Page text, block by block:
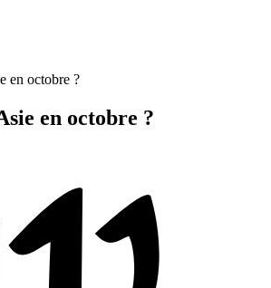
en octobre ?
en octobre ?